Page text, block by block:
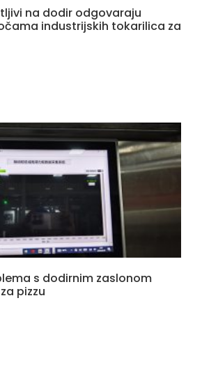
na dodir odgovaraju
industrijskih tokarilica za
s dodirnim zaslonom
pizzu